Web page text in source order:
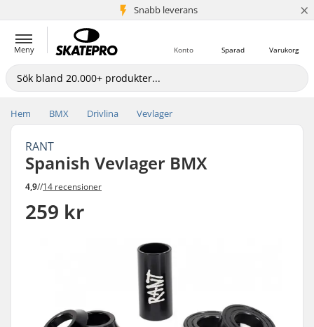
Snabb leverans
5+ milj. kunder ×
Meny Varukorg
Sparad
Konto
Hem BMX Drivlina Vevlager
RANT
Spanish Vevlager BMX
4,9//14 recensioner
259 kr